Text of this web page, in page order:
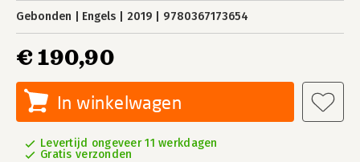
Gebonden Engels 2019 9780367173654
€ 190,90
In winkelwagen
Levertijd ongeveer 11 werkdagen
Gratis verzonden